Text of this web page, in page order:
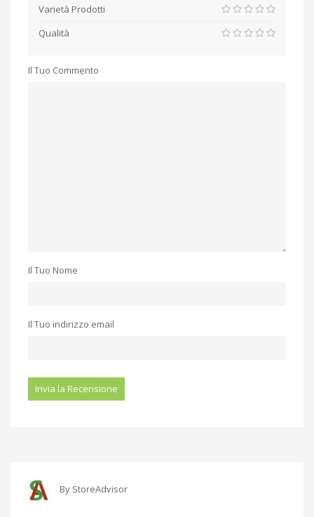
Varietà Prodotti
Qualità
Il Tuo Commento
Il Tuo Nome
Il Tuo indirizzo email
By StoreAdvisor